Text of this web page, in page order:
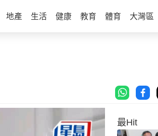
地產 生活 健康 教育 體育 大灣區
最Hit